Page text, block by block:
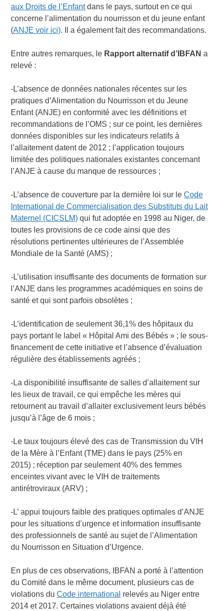
aux Droits de l’Enfantdans le pays, surtout en ce qui
concerne l’alimentation du nourrisson et du jeune enfant
(ANJE voir ici). Il a également fait des recommandations.
Entre autres remarques, le Rapport alternatif d’IBFAN a
relevé :
-L’absence de données nationales récentes sur les
pratiques d’Alimentation du Nourrisson et du Jeune
Enfant (ANJE) en conformité avec les définitions et
recommandations de l’OMS ; sur ce point, les dernières
données disponibles sur les indicateurs relatifs à
l’allaitement datent de 2012 ; l’application toujours
limitée des politiques nationales existantes concernant
l’ANJE à cause du manque de ressources ;
-L’absence de couverture par la dernière loi sur leCode
International de Commercialisation des Substituts du Lait
Maternel (CICSLM) qui fut adoptée en 1998 au Niger, de
toutes les provisions de ce code ainsi que des
résolutions pertinentes ultérieures de l’Assemblée
Mondiale de la Santé (AMS) ;
-L’utilisation insuffisante des documents de formation sur
l’ANJE dans les programmes académiques en soins de
santé et qui sont parfois obsolètes ;
-L’identification de seulement 36,1% des hôpitaux du
pays portant le label « Hôpital Ami des Bébés » ; le sous-
financement de cette initiative et l’absence d’évaluation
régulière des établissements agréés ;
-La disponibilité insuffisante de salles d’allaitement sur
les lieux de travail, ce qui empêche les mères qui
retournent au travail d’allaiter exclusivement leurs bébés
jusqu’à l’âge de 6 mois ;
-Le taux toujours élevé des cas de Transmission du VIH
de la Mère à l’Enfant (TME) dans le pays (25% en
2015) ; réception par seulement 40% des femmes
enceintes vivant avec le VIH de traitements
antirétroviraux (ARV) ;
-L’ appui toujours faible des pratiques optimales d’ANJE
pour les situations d’urgence et information insuffisante
des professionnels de santé au sujet de l’Alimentation
du Nourrisson en Situation d’Urgence.
En plus de ces observations, IBFAN a porté à l’attention
du Comité dans le même document, plusieurs cas de
violations duCode international relevés au Niger entre
2014 et 2017. Certaines violations avaient déjà été